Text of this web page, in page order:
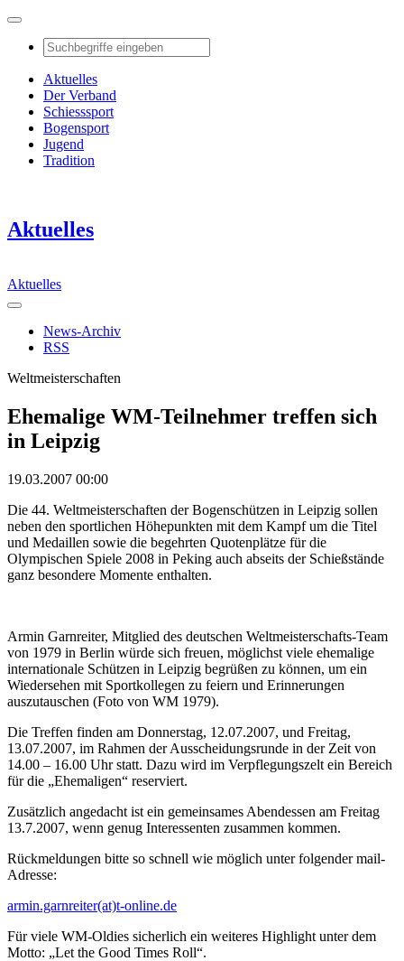
Aktuelles
Der Verband
Schiesssport
Bogensport
Jugend
Tradition
Aktuelles
Aktuelles
News-Archiv
RSS
Weltmeisterschaften
Ehemalige WM-Teilnehmer treffen sich
in Leipzig
19.03.2007 00:00
Die 44. Weltmeisterschaften der Bogenschützen in Leipzig sollen
neben den sportlichen Höhepunkten mit dem Kampf um die Titel
und Medaillen sowie die begehrten Quotenplätze für die
Olympischen Spiele 2008 in Peking auch abseits der Schießstände
ganz besondere Momente enthalten.
Armin Garnreiter, Mitglied des deutschen Weltmeisterschafts-Team
von 1979 in Berlin würde sich freuen, möglichst viele ehemalige
internationale Schützen in Leipzig begrüßen zu können, um ein
Wiedersehen mit Sportkollegen zu feiern und Erinnerungen
auszutauschen (Foto von WM 1979).
Die Treffen finden am Donnerstag, 12.07.2007, und Freitag,
13.07.2007, im Rahmen der Ausscheidungsrunde in der Zeit von
14.00 – 16.00 Uhr statt. Dazu wird im Verpflegungszelt ein Bereich
für die „Ehemaligen“ reserviert.
Zusätzlich angedacht ist ein gemeinsames Abendessen am Freitag
13.7.2007, wenn genug Interessenten zusammen kommen.
Rückmeldungen bitte so schnell wie möglich unter folgender mail-
Adresse:
armin.garnreiter(at)t-online.de
Für viele WM-Oldies sicherlich ein weiteres Highlight unter dem
Motto: „Let the Good Times Roll“.